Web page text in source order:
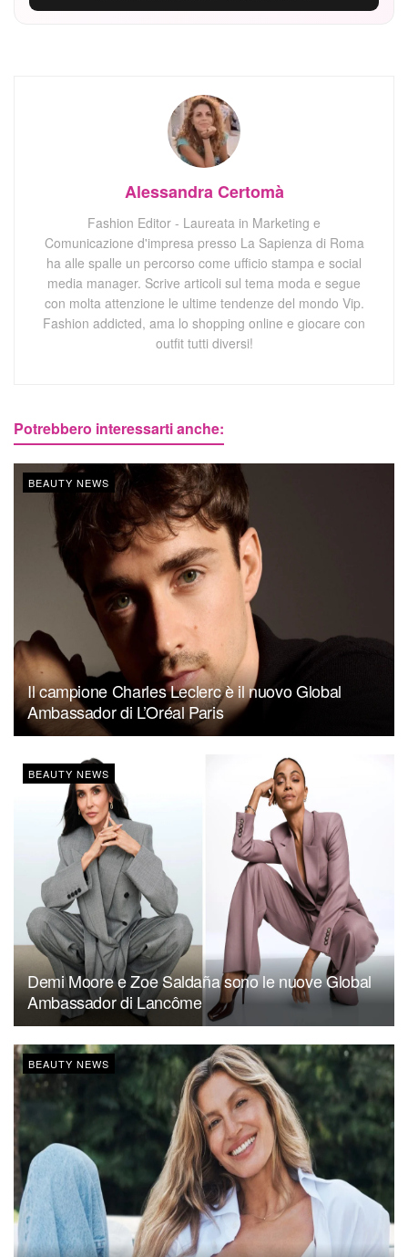
Alessandra Certomà
Fashion Editor - Laureata in Marketing e
Comunicazione d'impresa presso La Sapienza di Roma
ha alle spalle un percorso come ufficio stampa e social
media manager. Scrive articoli sul tema moda e segue
con molta attenzione le ultime tendenze del mondo Vip.
Fashion addicted, ama lo shopping online e giocare con
outfit tutti diversi!
Potrebbero interessarti anche:
BEAUTY NEWS
Il campione Charles Leclerc è il nuovo Global
Ambassador di L’Oréal Paris
BEAUTY NEWS
Demi Moore e Zoe Saldaña sono le nuove Global
Ambassador di Lancôme
BEAUTY NEWS